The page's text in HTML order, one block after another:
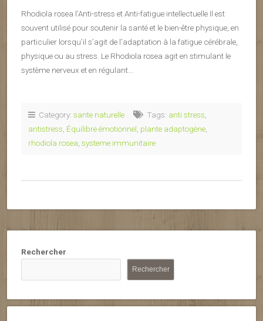
Rhodiola rosea l’Anti-stress et Anti-fatigue intellectuelle Il est
souvent utilisé pour soutenir la santé et le bien-être physique, en
particulier lorsqu’il s’agit de l’adaptation à la fatigue cérébrale,
physique ou au stress. Le Rhodiola rosea agit en stimulant le
système nerveux et en régulant…
Category: sante naturelle Tags: anti stress
antistress Équilibre émotionnel plante adaptogène
rhodiola rosea systeme immunitaire
Rechercher
Rechercher